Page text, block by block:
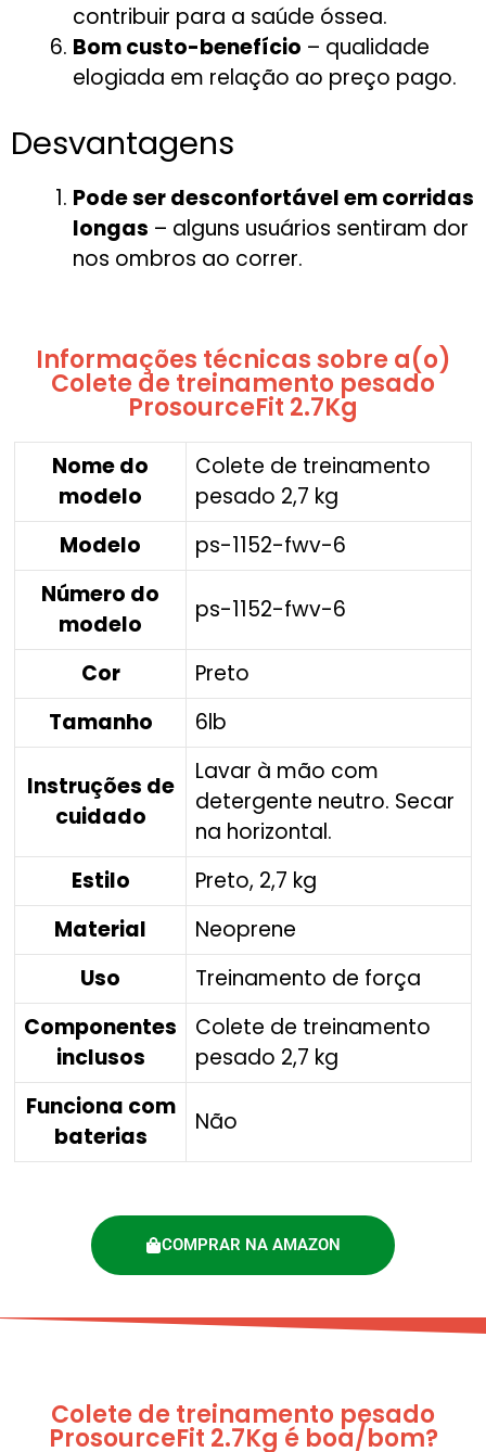
contribuir para a saúde óssea.
Bom custo-benefício – qualidade
elogiada em relação ao preço pago.
Desvantagens
Pode ser desconfortável em corridas
longas – alguns usuários sentiram dor
nos ombros ao correr.
Informações técnicas sobre a(o)
Colete de treinamento pesado
ProsourceFit 2.7Kg
Nome do
modelo
‎Colete de treinamento
pesado 2,7 kg
Modelo
‎ps-1152-fwv-6
Número do
modelo
‎ps-1152-fwv-6
Cor
‎Preto
Tamanho
‎6lb
Instruções de
cuidado
‎Lavar à mão com
detergente neutro. Secar
na horizontal.
Estilo
‎Preto, 2,7 kg
Material
‎Neoprene
Uso
‎Treinamento de força
Componentes
inclusos
‎Colete de treinamento
pesado 2,7 kg
Funciona com
baterias
‎Não
COMPRAR NA AMAZON
Colete de treinamento pesado
ProsourceFit 2.7Kg é boa/bom?